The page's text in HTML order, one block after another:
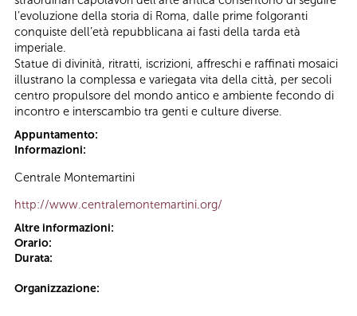
l’evoluzione della storia di Roma, dalle prime folgoranti
conquiste dell’età repubblicana ai fasti della tarda età
imperiale.
Statue di divinità, ritratti, iscrizioni, affreschi e raffinati mosaici
illustrano la complessa e variegata vita della città, per secoli
centro propulsore del mondo antico e ambiente fecondo di
incontro e interscambio tra genti e culture diverse.
Appuntamento:
Informazioni:
Centrale Montemartini
http://www.centralemontemartini.org/
Altre informazioni:
Orario:
Durata:
Organizzazione: